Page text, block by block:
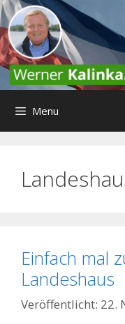
Zum
Inhalt
springen
Menu
Einfach mal
Landeshaus
22.